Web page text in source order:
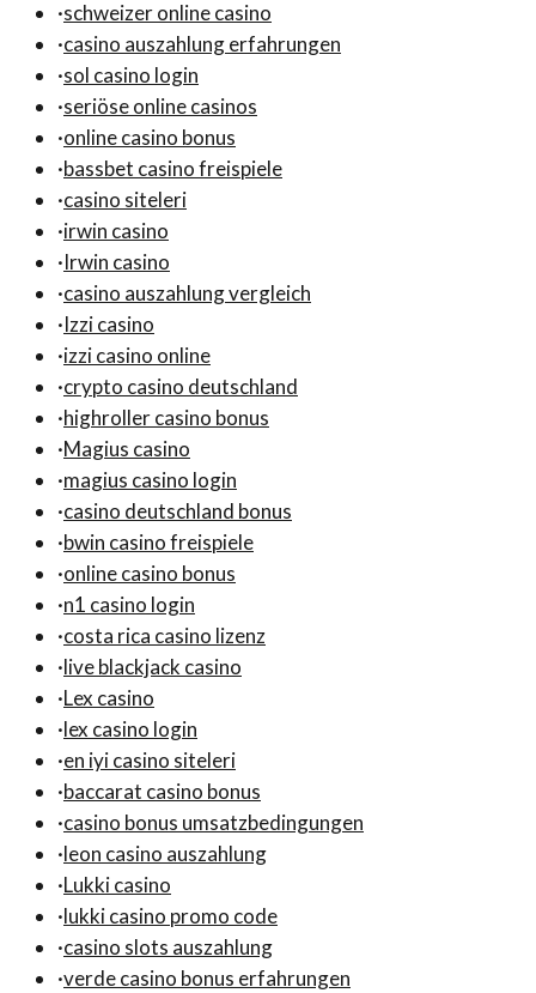
·schweizer online casino
·casino auszahlung erfahrungen
·sol casino login
·seriöse online casinos
·online casino bonus
·bassbet casino freispiele
·casino siteleri
·irwin casino
·Irwin casino
·casino auszahlung vergleich
·Izzi casino
·izzi casino online
·crypto casino deutschland
·highroller casino bonus
·Magius casino
·magius casino login
·casino deutschland bonus
·bwin casino freispiele
·online casino bonus
·n1 casino login
·costa rica casino lizenz
·live blackjack casino
·Lex casino
·lex casino login
·en iyi casino siteleri
·baccarat casino bonus
·casino bonus umsatzbedingungen
·leon casino auszahlung
·Lukki casino
·lukki casino promo code
·casino slots auszahlung
·verde casino bonus erfahrungen